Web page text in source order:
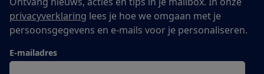
privacyverklaring lees je hoe we omgaan met je
persoonsgegevens en e-mails voor je personaliseren.
E-mailadres